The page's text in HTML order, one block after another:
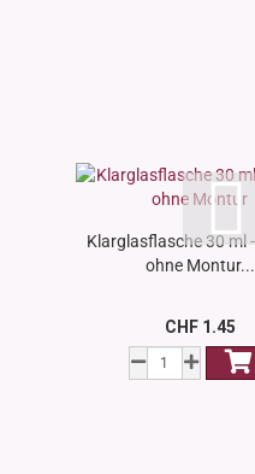
Klarglasflasche 30 ml
ohne Montur...
CHF 1.45